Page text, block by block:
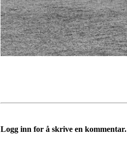
Logg inn for å skrive en kommentar.